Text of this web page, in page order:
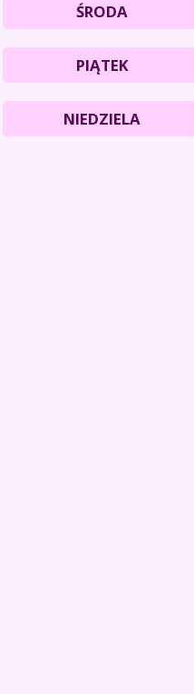
ŚRODA
PIĄTEK
NIEDZIELA